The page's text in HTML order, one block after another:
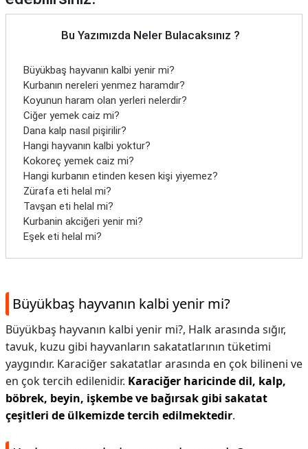
Bu Yazımızda Neler Bulacaksınız ?
Büyükbaş hayvanın kalbi yenir mi?
Kurbanın nereleri yenmez haramdır?
Koyunun haram olan yerleri nelerdir?
Ciğer yemek caiz mi?
Dana kalp nasıl pişirilir?
Hangi hayvanın kalbi yoktur?
Kokoreç yemek caiz mi?
Hangi kurbanın etinden kesen kişi yiyemez?
Zürafa eti helal mi?
Tavşan eti helal mi?
Kurbanin akciğeri yenir mi?
Eşek eti helal mi?
Büyükbaş hayvanın kalbi yenir mi?
Büyükbaş hayvanın kalbi yenir mi?, Halk arasında sığır,
tavuk, kuzu gibi hayvanların sakatatlarının tüketimi
yaygındır. Karaciğer sakatatlar arasında en çok bilineni ve
en çok tercih edilenidir. Karaciğer haricinde dil, kalp,
böbrek, beyin, işkembe ve bağırsak gibi sakatat
çeşitleri de ülkemizde tercih edilmektedir.